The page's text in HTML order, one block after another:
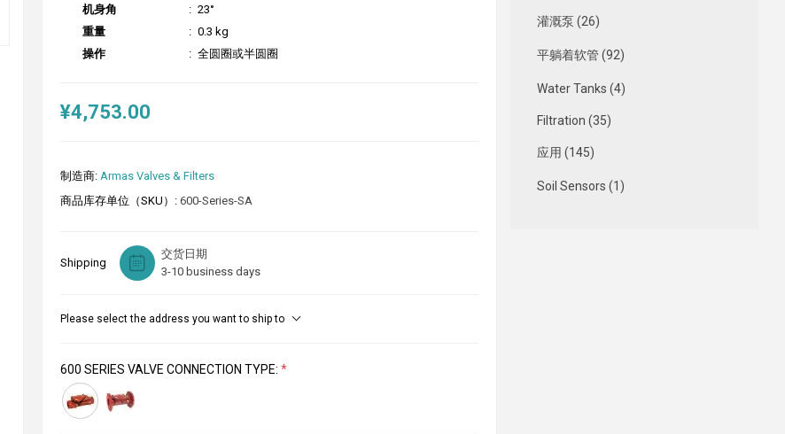
机身角
: 23°
重量
: 0.3 kg
操作
: 全圆圈或半圆圈
¥4,753.00
制造商: Armas Valves & Filters
商品库存单位（SKU）: 600-Series-SA
Shipping
交货日期
3-10 business days
Please select the address you want to ship to
600 SERIES VALVE CONNECTION TYPE: *
灌溉泵 (26)
平躺着软管 (92)
Water Tanks (4)
Filtration (35)
应用 (145)
Soil Sensors (1)